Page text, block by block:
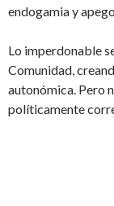
endogamia y
Lo imperdonable
Comunidad,
autonómica. Pero
políticamente